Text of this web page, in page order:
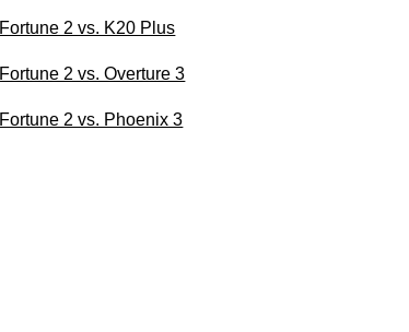
Fortune 2 vs. K20 Plus
Fortune 2 vs. Overture 3
Fortune 2 vs. Phoenix 3